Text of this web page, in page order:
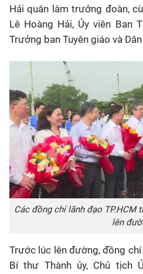
Hải quân làm trưởng đoàn,
Lê Hoàng Hải, Ủy viên Ban
Trưởng ban Tuyên giáo và Dân
Các đồng chí lãnh đạo TP.HCM
lên
Trước lúc lên đường, đồng
Bí thư Thành ủy, Chủ tịch